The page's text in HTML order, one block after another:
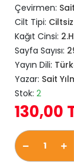
Çevirmen:
Cilt Tipi: Ciltsiz
Kağıt Cinsi:
Sayfa Sayısı:
Yayın Dili:
Yazar: Sait
Stok: 2
130,00